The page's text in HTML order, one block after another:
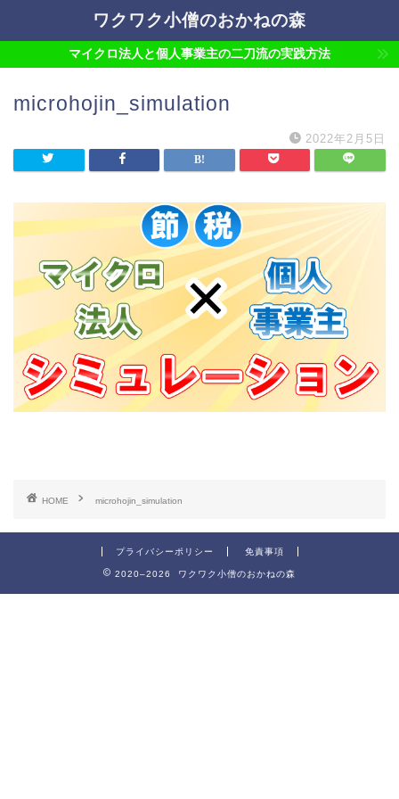
ワクワク小僧のおかねの森
マイクロ法人と個人事業主の二刀流の実践方法
microhojin_simulation
2022年2月5日
HOME microhojin_simulation
プライバシーポリシー 免責事項
2020–2026 ワクワク小僧のおかねの森